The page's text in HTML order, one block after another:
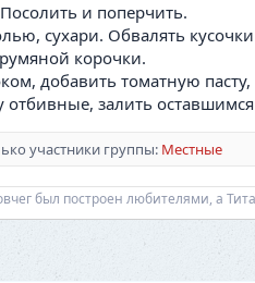
и поперчить.
сухари. Обвалять
корочки.
добавить томатную
залить
участники группы: Местные
был построен любителями, а